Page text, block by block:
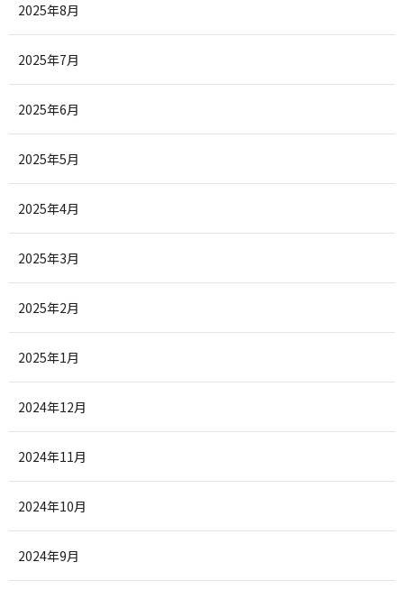
2025年8月
2025年7月
2025年6月
2025年5月
2025年4月
2025年3月
2025年2月
2025年1月
2024年12月
2024年11月
2024年10月
2024年9月